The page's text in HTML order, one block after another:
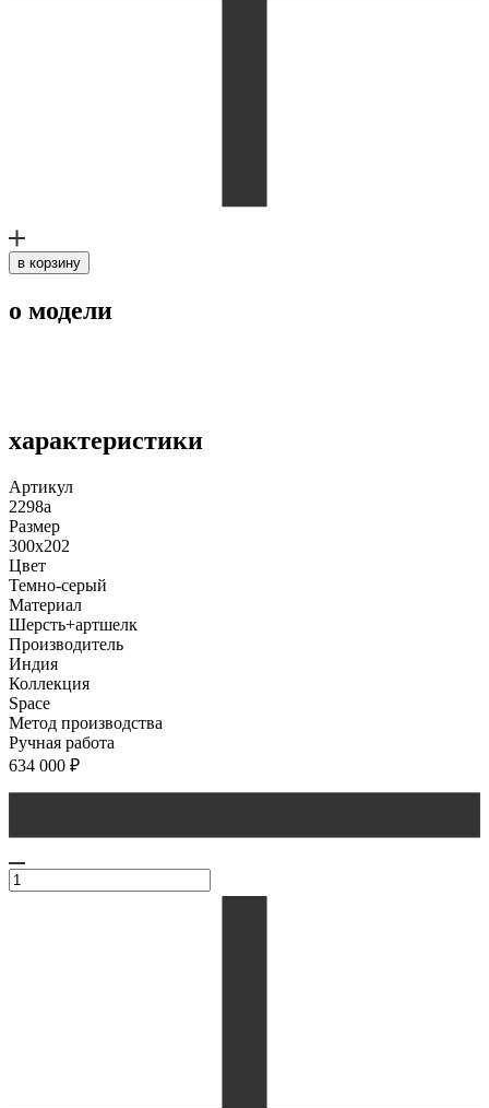
в корзину
о модели
характеристики
Артикул
2298а
Размер
300x202
Цвет
Темно-серый
Материал
Шерсть+артшелк
Производитель
Индия
Коллекция
Space
Метод производства
Ручная работа
634 000 ₽